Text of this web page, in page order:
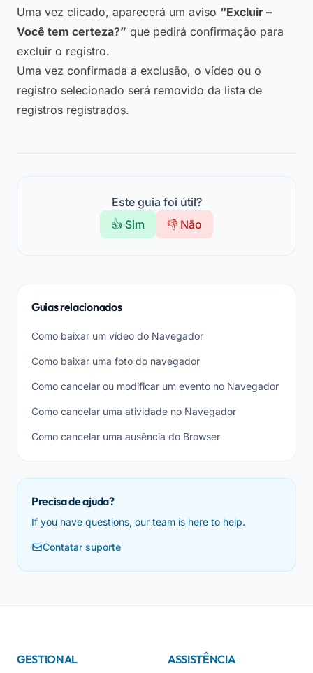
Uma vez clicado, aparecerá um aviso “Excluir –
Você tem certeza?” que pedirá confirmação para
excluir o registro.
Uma vez confirmada a exclusão, o vídeo ou o
registro selecionado será removido da lista de
registros registrados.
Este guia foi útil?
👍 Sim
👎 Não
Guias relacionados
Como baixar um vídeo do Navegador
Como baixar uma foto do navegador
Como cancelar ou modificar um evento no Navegador
Como cancelar uma atividade no Navegador
Como cancelar uma ausência do Browser
Precisa de ajuda?
If you have questions, our team is here to help.
Contatar suporte
GESTIONAL ASSISTÊNCIA